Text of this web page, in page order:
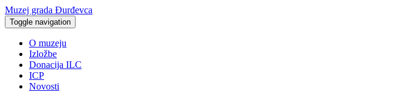
Muzej grada Đurđevca
Toggle navigation
O muzeju
Izložbe
Donacija ILC
ICP
Novosti